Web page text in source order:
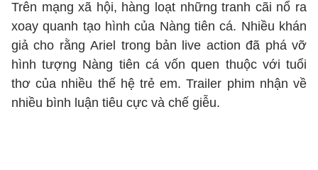
Trên mạng xã hội, hàng loạt những tranh cãi nổ ra
xoay quanh tạo hình của Nàng tiên cá. Nhiều khán
giả cho rằng Ariel trong bản live action đã phá vỡ
hình tượng Nàng tiên cá vốn quen thuộc với tuổi
thơ của nhiều thế hệ trẻ em. Trailer phim nhận về
nhiều bình luận tiêu cực và chế giễu.